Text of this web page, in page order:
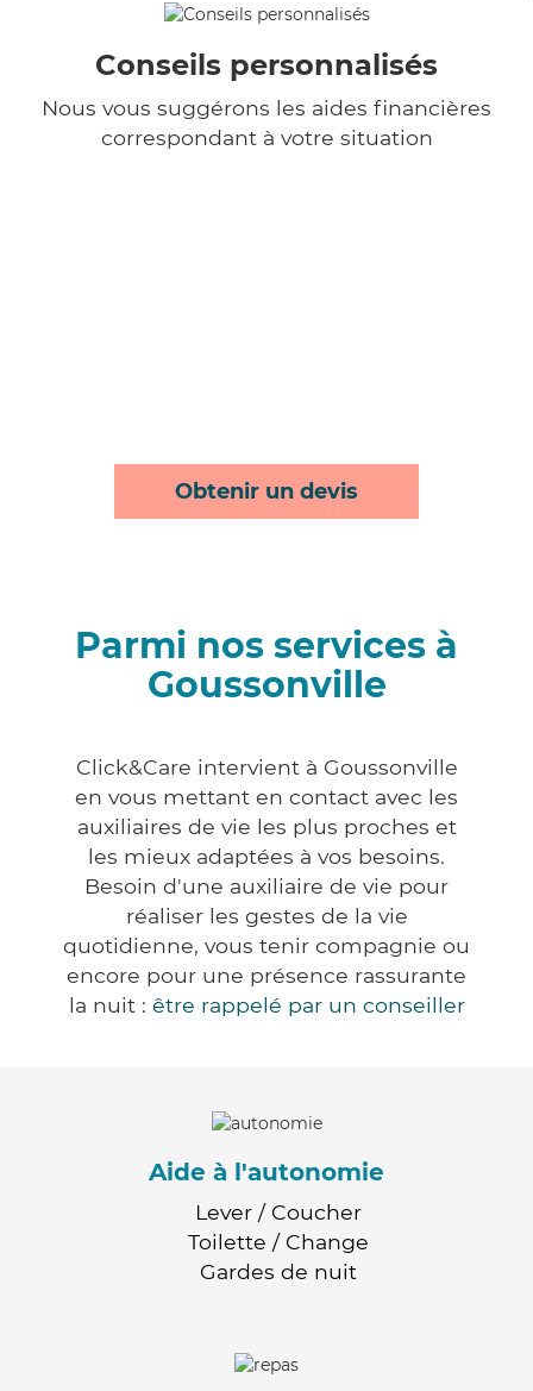
Conseils personnalisés
Nous vous suggérons les aides financières
correspondant à votre situation
Obtenir un devis
Parmi nos services à
Goussonville
Click&Care intervient à Goussonville
en vous mettant en contact avec les
auxiliaires de vie les plus proches et
les mieux adaptées à vos besoins.
Besoin d'une auxiliaire de vie pour
réaliser les gestes de la vie
quotidienne, vous tenir compagnie ou
encore pour une présence rassurante
la nuit : être rappelé par un conseiller
Aide à l'autonomie
Lever / Coucher
Toilette / Change
Gardes de nuit